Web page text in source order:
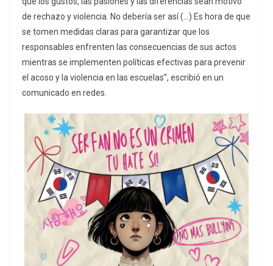
de rechazo y violencia. No debería ser así (…) Es hora de que
se tomen medidas claras para garantizar que los
responsables enfrenten las consecuencias de sus actos
mientras se implementen políticas efectivas para prevenir
el acoso y la violencia en las escuelas”, escribió en un
comunicado en redes.